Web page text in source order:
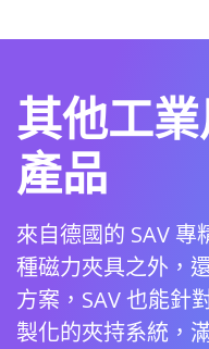
其他工
產品
來自德國的 SAV
種磁力夾具之外，
方案，SAV 也能針
製化的夾持系統，